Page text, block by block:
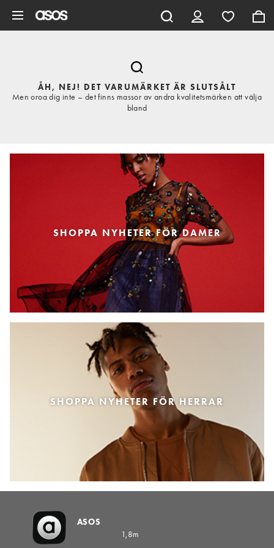
ÅH, NEJ! DET VARUMÄRKET ÄR SLUTSÅLT
Men oroa dig inte – det finns massor av andra kvalitetsmärken att välja
bland
SHOPPA NYHETER FÖR DAMER
SHOPPA NYHETER FÖR HERRAR
ASOS
1,8m